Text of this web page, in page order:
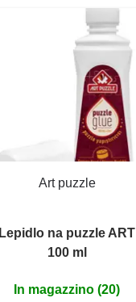
Art puzzle
Lepidlo na puzzle ART
100 ml
In magazzino (20)